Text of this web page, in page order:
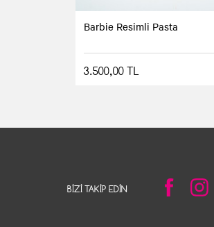
Barbie Resimli Pasta
3.500,00 TL
BIZI TAKIP EDIN